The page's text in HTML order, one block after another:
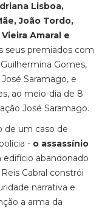
Lisboa,
João Tordo,
Amaral e
seus premiados com
Gomes,
Saramago, e
ao meio-dia de 8
José Saramago.
de um caso de
- o assassínio
abandonado
Cabral constrói
narrativa e
a arma da